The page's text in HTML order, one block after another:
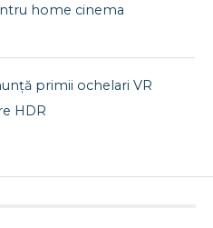
home cinema
primii ochelari VR
HDR